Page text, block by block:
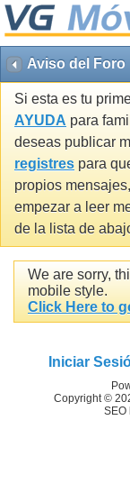
Aviso del Foro
Si esta es tu
AYUDA para
deseas publicar
registres para
propios
empezar a leer
de la lista de
We are sorry,
mobile style.
Click Here to
Iniciar
Copyright ©
SEO